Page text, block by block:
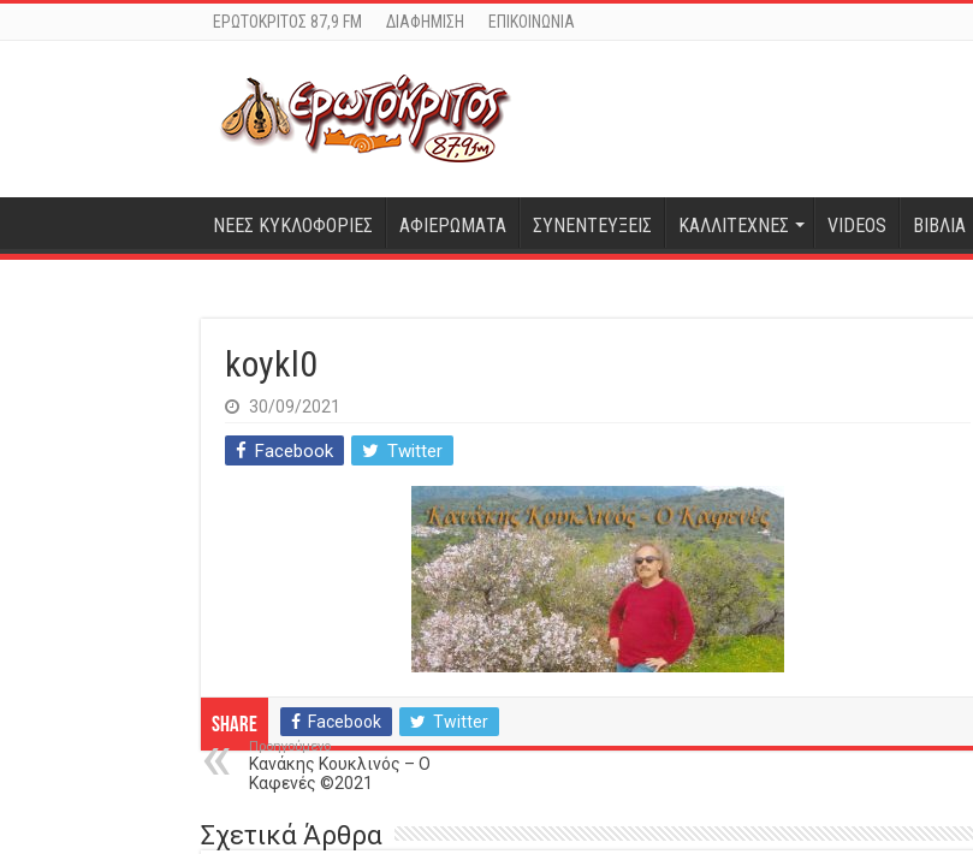
ΕΡΩΤΟΚΡΙΤΟΣ 87,9 FM ΔΙΑΦΗΜΙΣΗ ΕΠΙΚΟΙΝΩΝΙΑ
ΝΕΕΣ ΚΥΚΛΟΦΟΡΙΕΣ ΑΦΙΕΡΩΜΑΤΑ ΣΥΝΕΝΤΕΥΞΕΙΣ ΚΑΛΛΙΤΕΧΝΕΣ VIDEOS ΒΙΒΛΙΑ
koykl0
30/09/2021
Facebook Twitter
Share Facebook Twitter
Προηγούμενο
Κανάκης Κουκλινός – Ο
Καφενές ©2021
Σχετικά Άρθρα